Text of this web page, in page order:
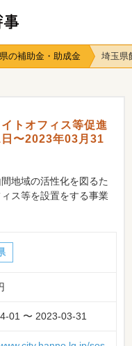
の補助金・助成金 埼玉県
トオフィス等促進
〜2023年03月31
地域の活性化を図るた
ス等を設置をする事業
01 〜 2023-03-31